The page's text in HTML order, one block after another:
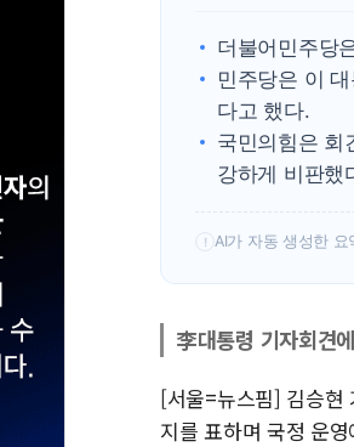
더불어민주당
민주당은 이
다고 했다.
국민의힘은 회
강하게 비판했
! AI가 자동 생성한
李대통령 기자회견
[서울=뉴스핌] 김승현
지를 표하며 국정 운